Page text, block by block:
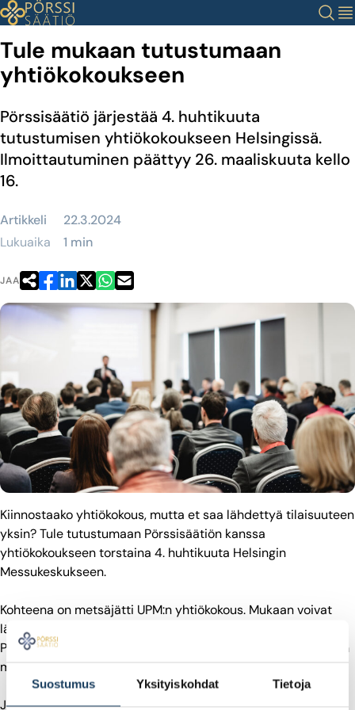
Suostumus Yksityiskohdat Tietoja
Siirry
sisältöön
Haku
Tule mukaan tutustumaan
yhtiökokoukseen
Pörssisäätiö järjestää 4. huhtikuuta
tutustumisen yhtiökokoukseen Helsingissä.
Ilmoittautuminen päättyy 26. maaliskuuta kello
16.
Artikkeli
22.3.2024
Lukuaika
1 min
JAA
Kiinnostaako yhtiökokous, mutta et saa lähdettyä tilaisuuteen
yksin? Tule tutustumaan Pörssisäätiön kanssa
yhtiökokoukseen torstaina 4. huhtikuuta Helsingin
Messukeskukseen.
Kohteena on metsäjätti UPM:n yhtiökokous. Mukaan voivat
lähteä ne, jotka omistavat UPM:n osakkeita sekä
Pörssisäätiön Pörssilähettiläs-ohjelmassa olevat. Mukana on
myös Pörssisäätiön toimistolla työskenteleviä.
Jokaisen osakkeenomistajan on ensin itse ilmoittauduttava